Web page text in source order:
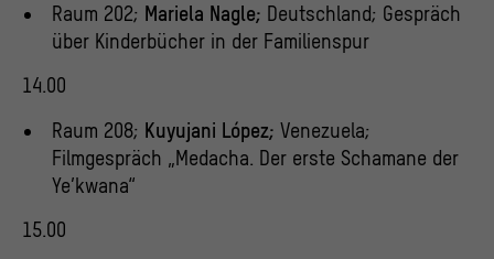
Raum 202; Mariela Nagle; Deutschland; Gespräch
über Kinderbücher in der Familienspur
14.00
Raum 208; Kuyujani López; Venezuela;
Filmgespräch „Medacha. Der erste Schamane der
Ye’kwana“
15.00